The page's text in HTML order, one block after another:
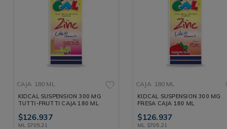
CAJA 180 ML
KIDCAL SUSPENSION 300 MG
TUTTI-FRUTTI CAJA 180 ML
$126.937
ML $705,21
CAJA 180 ML
KIDCAL SUSPENSION 300 MG
FRESA CAJA 180 ML
$126.937
ML $705,21